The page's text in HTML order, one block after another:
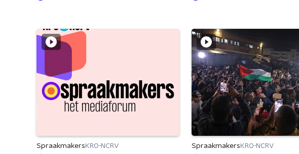
Spraakmakers KRO-NCRV Spraakmakers KRO-NCRV